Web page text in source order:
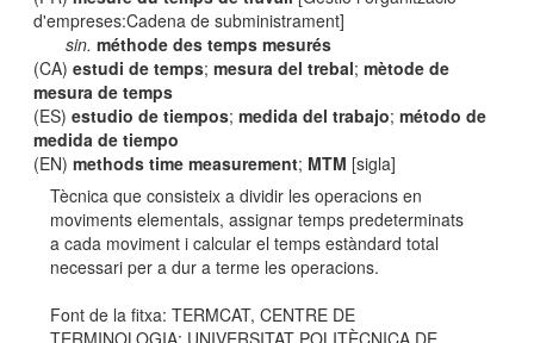
d'empreses:Cadena de subministrament]
sin. méthode des temps mesurés
(CA)estudi de temps;mesura del trebal;mètode de
mesura de temps
(ES)estudio de tiempos;medida del trabajo;método de
medida de tiempo
(EN)methods time measurement; MTM [sigla]
Tècnica que consisteix a dividir les operacions en
moviments elementals, assignar temps predeterminats
a cada moviment i calcular el temps estàndard total
necessari per a dur a terme les operacions.
Font de la fitxa: TERMCAT, CENTRE DE
TERMINOLOGIA; UNIVERSITAT POLITÈCNICA DE